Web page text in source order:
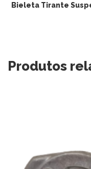
Bieleta Tirante
Produtos